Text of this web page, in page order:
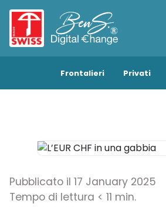
Frontalieri Privati
Pubblicato il 17 January 2025
Tempo di lettura < 11 min.